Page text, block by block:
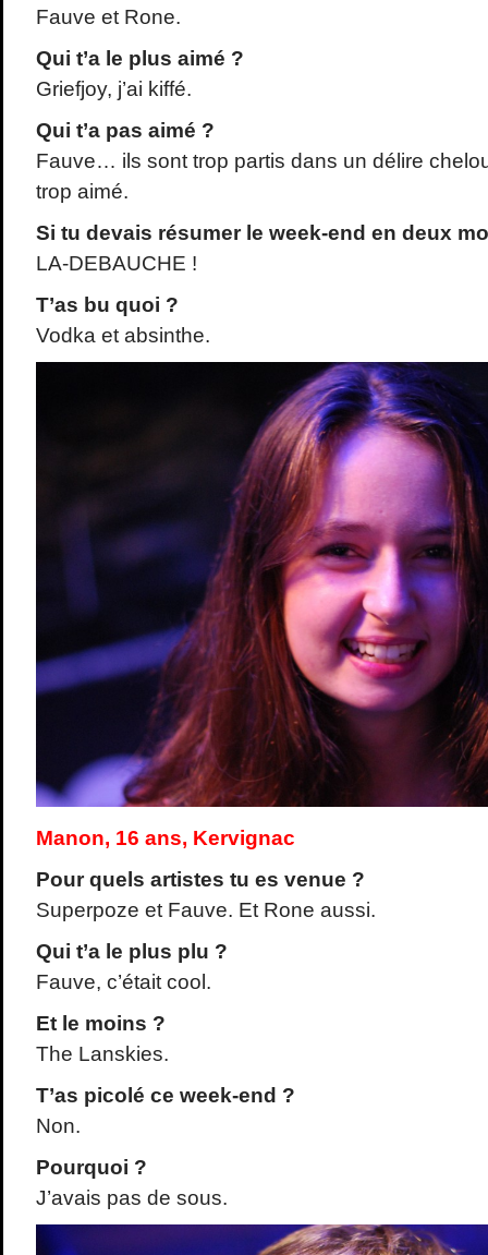
Fauve et Rone.
Qui t’a le plus aimé ?
Griefjoy, j’ai kiffé.
Qui t’a pas aimé ?
Fauve… ils sont trop partis dans un délire
trop aimé.
Si tu devais résumer le week-end en deux
LA-DEBAUCHE !
T’as bu quoi ?
Vodka et absinthe.
Manon, 16 ans, Kervignac
Pour quels artistes tu es venue ?
Superpoze et Fauve. Et Rone aussi.
Qui t’a le plus plu ?
Fauve, c’était cool.
Et le moins ?
The Lanskies.
T’as picolé ce week-end ?
Non.
Pourquoi ?
J’avais pas de sous.